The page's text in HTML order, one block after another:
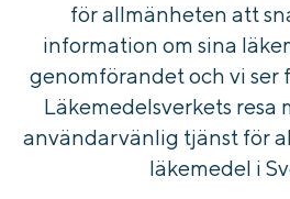
för allmänheten att
information om sina
genomförandet och vi ser
Läkemedelsverkets resa
användarvänlig tjänst för
läkemedel i